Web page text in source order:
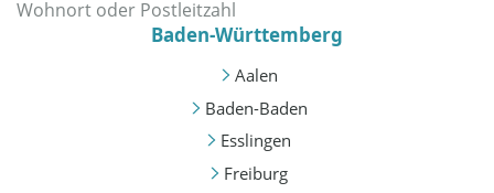
Baden-Württemberg
Aalen
Baden-Baden
Esslingen
Freiburg